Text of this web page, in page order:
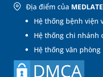
Địa điểm của
Hệ thống bệnh viện
Hệ thống chi nhánh
Hệ thống văn phòng